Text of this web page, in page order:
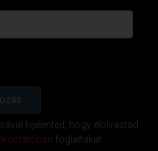
kijelented, hogy elolvastad
foglaltakat.